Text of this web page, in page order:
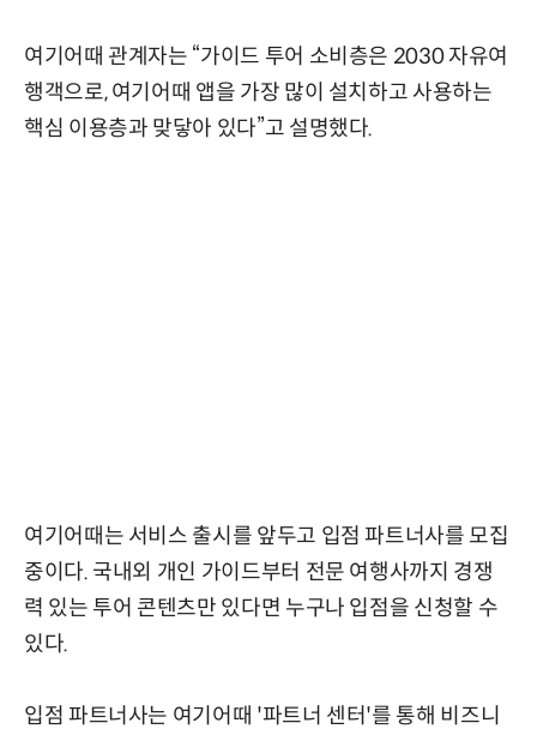
여기어때 관계자는 “가이드 투어 소비층은 2030 자유여
행객으로, 여기어때 앱을 가장 많이 설치하고 사용하는
핵심 이용층과 맞닿아 있다”고 설명했다.
여기어때는 서비스 출시를 앞두고 입점 파트너사를 모집
중이다. 국내외 개인 가이드부터 전문 여행사까지 경쟁
력 있는 투어 콘텐츠만 있다면 누구나 입점을 신청할 수
있다.
입점 파트너사는 여기어때 '파트너 센터'를 통해 비즈니